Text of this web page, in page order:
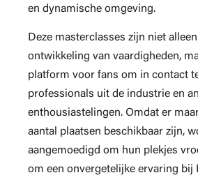
en dynamische omgeving.
Deze masterclasses zijn niet
ontwikkeling van vaardigheden,
platform voor fans om in contact
professionals uit de industrie en
enthousiastelingen. Omdat er
aantal plaatsen beschikbaar zijn,
aangemoedigd om hun plekjes
om een onvergetelijke ervaring bij